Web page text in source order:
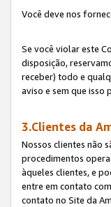
Você deve nos
Se você violar este
disposição,
receber) todo e
aviso e sem que
3.Clientes da
Nossos clientes não
procedimentos
àqueles clientes, e
entre em contato
contato no Site da